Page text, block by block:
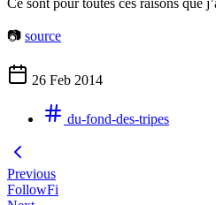
Ce sont pour toutes ces raisons que
📷 source
26 Feb 2014
du-fond-des-tripes
Previous
FollowFi